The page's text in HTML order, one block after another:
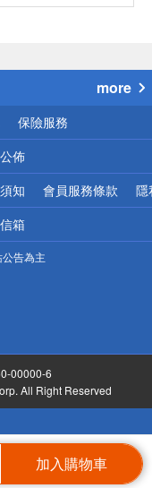
加入購物車
more
保險服務
佈
知 會員服務條款 隱
箱
告為主
00000-6
All Right Reserved